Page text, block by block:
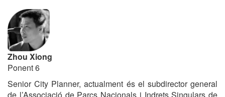
Zhou Xiong
Ponent 6
Senior City Planner, actualment és el subdirector general
de l’Associació de Parcs Nacionals i Indrets Singulars de